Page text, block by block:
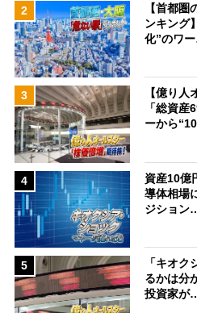
2
【首都
ンキング
化”のワ
3
【億り人
「総資
ーから
4
資産10億
導体相場
ジション
5
「キオ
るかは分
投資家が